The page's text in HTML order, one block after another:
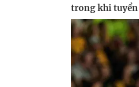
trong khi tuyển